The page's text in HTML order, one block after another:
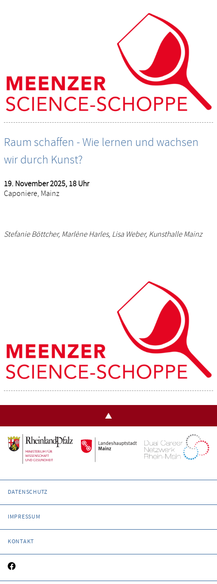
Raum schaffen - Wie lernen und wachsen
wir durch Kunst?
19. November 2025, 18 Uhr
Caponiere, Mainz
Stefanie Böttcher, Marlène Harles, Lisa Weber, Kunsthalle Mainz
DATENSCHUTZ
IMPRESSUM
KONTAKT